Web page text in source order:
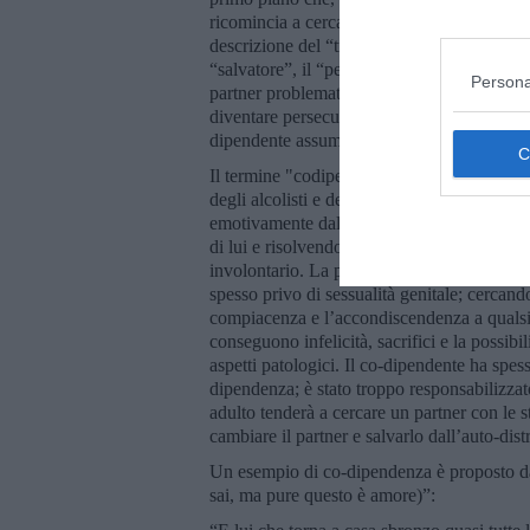
ricomincia a cercare un’altra “vittima”
descrizione del “triangolo drammatico”
“salvatore”, il “persecutore” e la
partner problematico assume il ruolo di
diventare persecutore e il co-dipendente
dipendente assume il ruolo di persecutore
Il termine "codipendenza" è stato coniato
degli alcolisti e dei loro familiari: essi
emotivamente dall’alcolista, per altri
di lui e risolvendo i problemi al suo posto.
involontario. La persona co-dipendente
spesso privo di sessualità genitale;
compiacenza e l’accondiscendenza a
conseguono infelicità, sacrifici e la
aspetti patologici. Il co-dipendente ha
dipendenza; è stato troppo
adulto tenderà a cercare un partner con le
cambiare il partner e salvarlo dall’auto-
Un esempio di co-dipendenza è proposto
sai, ma pure questo è amore)”: